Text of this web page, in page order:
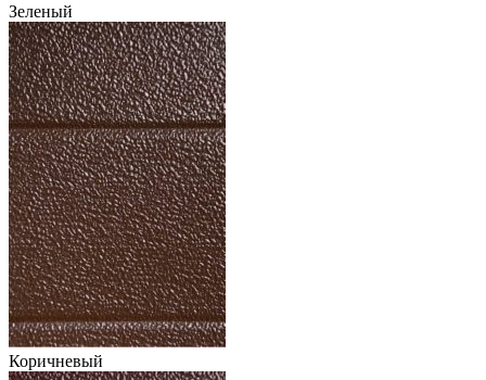
Зеленый
Коричневый